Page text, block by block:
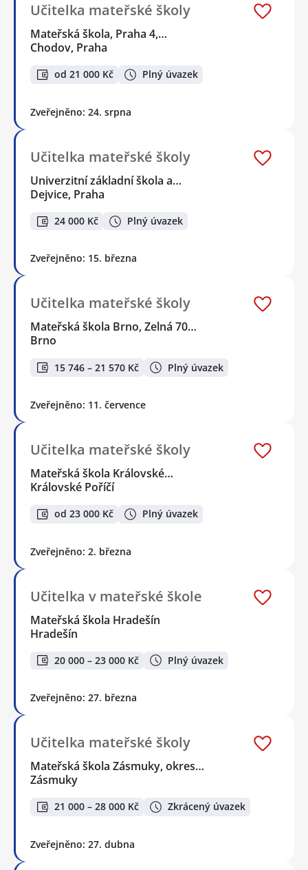
Učitelka mateřské školy
Mateřská škola, Praha 4,…
Chodov, Praha
od 21 000 Kč Plný úvazek
Zveřejněno: 24. srpna
Učitelka mateřské školy
Univerzitní základní škola a…
Dejvice, Praha
24 000 Kč Plný úvazek
Zveřejněno: 15. března
Učitelka mateřské školy
Mateřská škola Brno, Zelná 70…
Brno
15 746 – 21 570 Kč Plný úvazek
Zveřejněno: 11. července
Učitelka mateřské školy
Mateřská škola Královské…
Královské Poříčí
od 23 000 Kč Plný úvazek
Zveřejněno: 2. března
Učitelka v mateřské škole
Mateřská škola Hradešín
Hradešín
20 000 – 23 000 Kč Plný úvazek
Zveřejněno: 27. března
Učitelka mateřské školy
Mateřská škola Zásmuky, okres…
Zásmuky
21 000 – 28 000 Kč Zkrácený úvazek
Zveřejněno: 27. dubna